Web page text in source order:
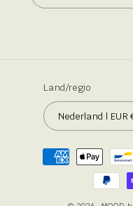
Land/regio
Betaalmethoden